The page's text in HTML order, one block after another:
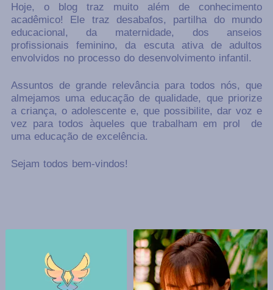
Hoje, o blog traz muito além de conhecimento
acadêmico! Ele traz desabafos, partilha do mundo
educacional, da maternidade, dos anseios
profissionais feminino, da escuta ativa de adultos
envolvidos no processo do desenvolvimento infantil.
Assuntos de grande relevância para todos nós, que
almejamos uma educação de qualidade, que priorize
a criança, o adolescente e, que possibilite, dar voz e
vez para todos àqueles que trabalham em prol de
uma educação de excelência.
Sejam todos bem-vindos!